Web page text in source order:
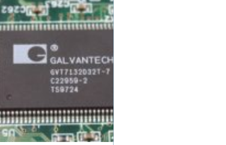
Aalborg er der flere
værksteder at vælge
imellem, og det kan være
svært at gennemskue,
hvem der faktisk leverer